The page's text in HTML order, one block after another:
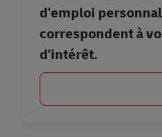
d'emploi
correspondent à
d'intérêt.